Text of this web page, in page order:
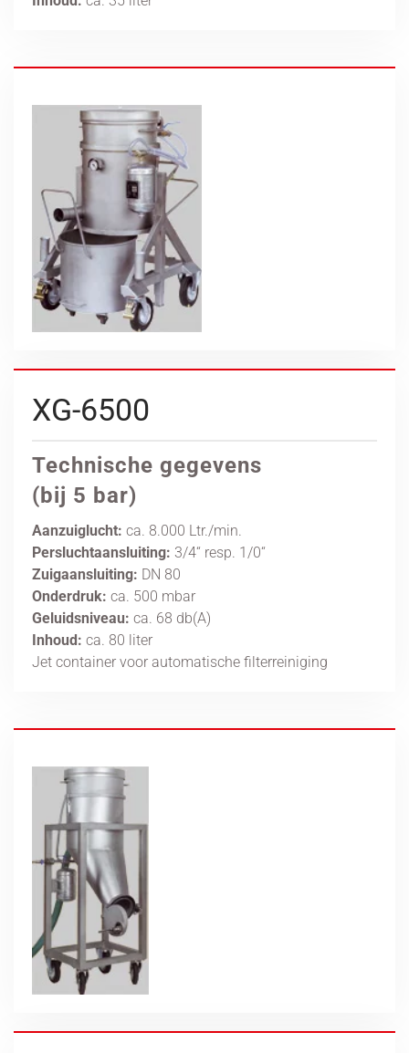
XG-6500
Technische gegevens
(bij 5 bar)
Aanzuiglucht: ca. 8.000 Ltr./min.
Persluchtaansluiting: 3/4“ resp. 1/0“
Zuigaansluiting: DN 80
Onderdruk: ca. 500 mbar
Geluidsniveau: ca. 68 db(A)
Inhoud: ca. 80 liter
Jet container voor automatische filterreiniging